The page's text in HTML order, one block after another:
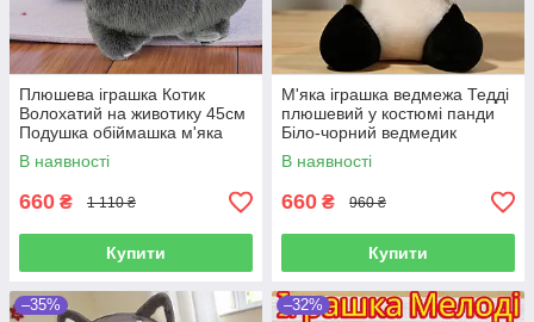
Плюшева іграшка Котик
Волохатий на животику 45см
Подушка обіймашка м'яка
для сну та ігор іграшка
антистрес
В наявності
660 ₴ 1 110 ₴
Купити
М'яка іграшка ведмежа Тедді
плюшевий у костюмі панди
Біло-чорний ведмедик
обнімашка в кігурумі на
подарунок для сну та ігор
В наявності
660 ₴ 960 ₴
Купити
–35% –32%